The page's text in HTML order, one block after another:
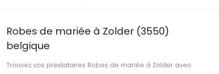
Robes de mariée à Zolder (3550)
belgique
Trouvez vos prestataires Robes de mariée à Zolder avec